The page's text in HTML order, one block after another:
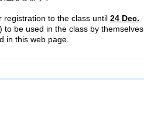
to the class until 24 Dec.
be used in the class by themselves.
in this web page.